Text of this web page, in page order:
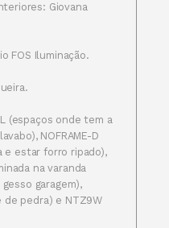
Giovana
FOS Iluminação.
(espaços onde tem a
NOFRAME-D
e estar forro ripado),
na varanda
garagem),
de pedra) e NTZ9W